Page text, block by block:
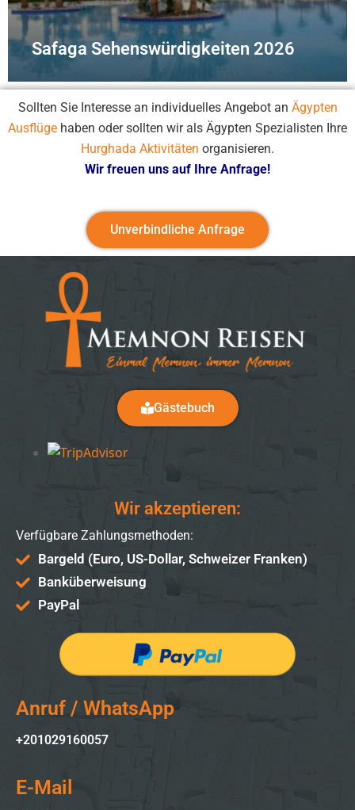
Safaga Sehenswürdigkeiten 2026
Sollten Sie Interesse an individuelles Angebot an Ägypten
Ausflüge haben oder sollten wir als Ägypten Spezialisten Ihre
Hurghada Aktivitäten organisieren.
Wir freuen uns auf Ihre Anfrage!
Unverbindliche Anfrage
Gästebuch
Wir akzeptieren:
Verfügbare Zahlungsmethoden:
Bargeld (Euro, US-Dollar, Schweizer Franken)
Banküberweisung
PayPal
Anruf / WhatsApp
+201029160057
E-Mail